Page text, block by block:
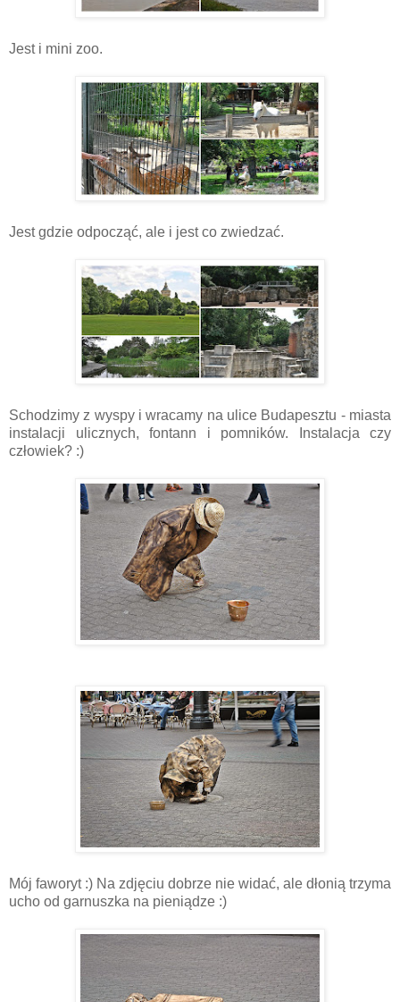
Jest i mini zoo.
Jest gdzie odpocząć, ale i jest co zwiedzać.
Schodzimy z wyspy i wracamy na ulice Budapesztu - miasta
instalacji ulicznych, fontann i pomników. Instalacja czy
człowiek? :)
Mój faworyt :) Na zdjęciu dobrze nie widać, ale dłonią trzyma
ucho od garnuszka na pieniądze :)